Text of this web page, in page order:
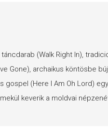
(Walk Right In),
Gone), archaikus köntösbe
gospel (Here I Am Oh Lord)
keverik a moldvai